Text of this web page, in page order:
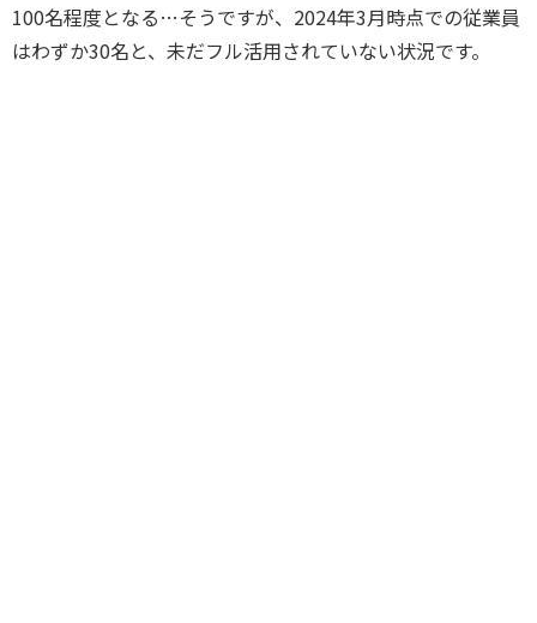
100名程度となる…そうですが、2024年3月時点での従業員
はわずか30名と、未だフル活用されていない状況です。